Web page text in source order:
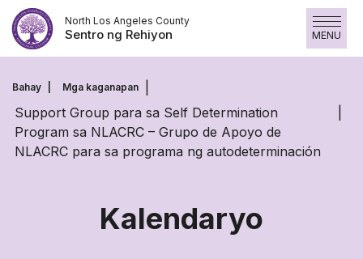
Laktawan
ang
nilalaman
North Los Angeles County
Sentro ng Rehiyon MENU
Bahay Mga kaganapan
Support Group para sa Self Determination
Program sa NLACRC – Grupo de Apoyo de
NLACRC para sa programa ng autodeterminación
Kalendaryo